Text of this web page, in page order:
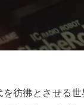
彷彿とさせる世